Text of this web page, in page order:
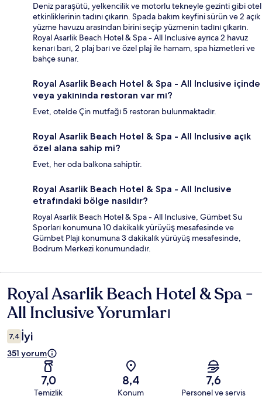
Deniz paraşütü, yelkencilik ve motorlu tekneyle gezinti gibi otel
etkinliklerinin tadını çıkarın. Spada bakım keyfini sürün ve 2 açık
yüzme havuzu arasından birini seçip yüzmenin tadını çıkarın.
Royal Asarlik Beach Hotel & Spa - All Inclusive ayrıca 2 havuz
kenarı barı, 2 plaj barı ve özel plaj ile hamam, spa hizmetleri ve
bahçe sunar.
Royal Asarlik Beach Hotel & Spa - All Inclusive içinde
veya yakınında restoran var mı?
Evet, otelde Çin mutfağı 5 restoran bulunmaktadır.
Royal Asarlik Beach Hotel & Spa - All Inclusive açık
özel alana sahip mi?
Evet, her oda balkona sahiptir.
Royal Asarlik Beach Hotel & Spa - All Inclusive
etrafındaki bölge nasıldır?
Royal Asarlik Beach Hotel & Spa - All Inclusive, Gümbet Su
Sporları konumuna 10 dakikalık yürüyüş mesafesinde ve
Gümbet Plajı konumuna 3 dakikalık yürüyüş mesafesinde,
Bodrum Merkezi konumundadır.
Yorumlar
Royal Asarlik Beach Hotel & Spa -
All Inclusive Yorumları
7,4 İyi
351 yorum
7,0
Temizlik
8,4
Konum
7,6
Personel ve servis